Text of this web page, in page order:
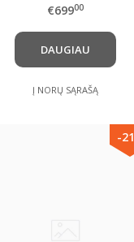
papildomai
pasirenkamais priedais
€69900
DAUGIAU
Į NORŲ SĄRAŠĄ
-21